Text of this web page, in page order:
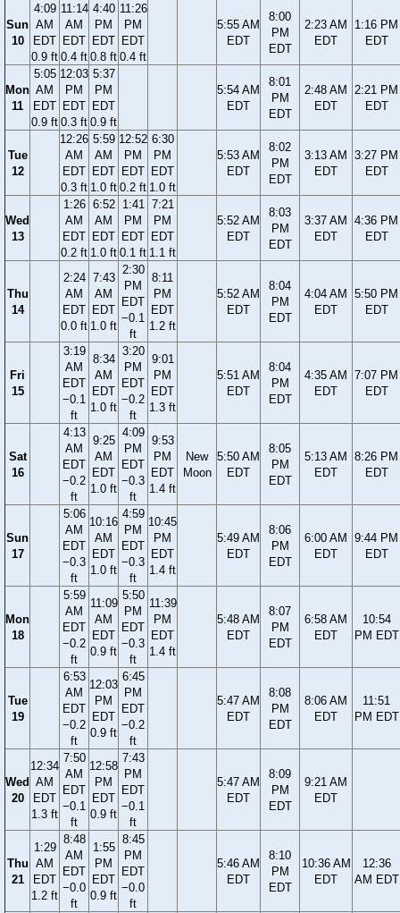
Sun
10
4:09
AM
EDT
0.9 ft
11:14
AM
EDT
0.4 ft
4:40
PM
EDT
0.8 ft
11:26
PM
EDT
0.4 ft
5:55 AM
EDT
8:00
PM
EDT
2:23 AM
EDT
1:16 PM
EDT
Mon
11
5:05
AM
EDT
0.9 ft
12:03
PM
EDT
0.3 ft
5:37
PM
EDT
0.9 ft
5:54 AM
EDT
8:01
PM
EDT
2:48 AM
EDT
2:21 PM
EDT
Tue
12
12:26
AM
EDT
0.3 ft
5:59
AM
EDT
1.0 ft
12:52
PM
EDT
0.2 ft
6:30
PM
EDT
1.0 ft
5:53 AM
EDT
8:02
PM
EDT
3:13 AM
EDT
3:27 PM
EDT
Wed
13
1:26
AM
EDT
0.2 ft
6:52
AM
EDT
1.0 ft
1:41
PM
EDT
0.1 ft
7:21
PM
EDT
1.1 ft
5:52 AM
EDT
8:03
PM
EDT
3:37 AM
EDT
4:36 PM
EDT
Thu
14
2:24
AM
EDT
0.0 ft
7:43
AM
EDT
1.0 ft
2:30
PM
EDT
−0.1
ft
8:11
PM
EDT
1.2 ft
5:52 AM
EDT
8:04
PM
EDT
4:04 AM
EDT
5:50 PM
EDT
Fri
15
3:19
AM
EDT
−0.1
ft
8:34
AM
EDT
1.0 ft
3:20
PM
EDT
−0.2
ft
9:01
PM
EDT
1.3 ft
5:51 AM
EDT
8:04
PM
EDT
4:35 AM
EDT
7:07 PM
EDT
Sat
16
4:13
AM
EDT
−0.2
ft
9:25
AM
EDT
1.0 ft
4:09
PM
EDT
−0.3
ft
9:53
PM
EDT
1.4 ft
New
Moon
5:50 AM
EDT
8:05
PM
EDT
5:13 AM
EDT
8:26 PM
EDT
Sun
17
5:06
AM
EDT
−0.3
ft
10:16
AM
EDT
1.0 ft
4:59
PM
EDT
−0.3
ft
10:45
PM
EDT
1.4 ft
5:49 AM
EDT
8:06
PM
EDT
6:00 AM
EDT
9:44 PM
EDT
Mon
18
5:59
AM
EDT
−0.2
ft
11:09
AM
EDT
0.9 ft
5:50
PM
EDT
−0.3
ft
11:39
PM
EDT
1.4 ft
5:48 AM
EDT
8:07
PM
EDT
6:58 AM
EDT
10:54
PM EDT
Tue
19
6:53
AM
EDT
−0.2
ft
12:03
PM
EDT
0.9 ft
6:45
PM
EDT
−0.2
ft
5:47 AM
EDT
8:08
PM
EDT
8:06 AM
EDT
11:51
PM EDT
Wed
20
12:34
AM
EDT
1.3 ft
7:50
AM
EDT
−0.1
ft
12:58
PM
EDT
0.9 ft
7:43
PM
EDT
−0.1
ft
5:47 AM
EDT
8:09
PM
EDT
9:21 AM
EDT
Thu
21
1:29
AM
EDT
1.2 ft
8:48
AM
EDT
−0.0
ft
1:55
PM
EDT
0.9 ft
8:45
PM
EDT
−0.0
ft
5:46 AM
EDT
8:10
PM
EDT
10:36 AM
EDT
12:36
AM EDT